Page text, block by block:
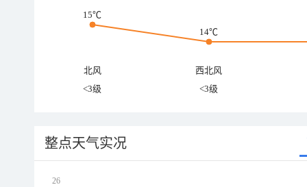
15℃
14℃
北风
西北风
<3级
<3级
整点天气实况
26